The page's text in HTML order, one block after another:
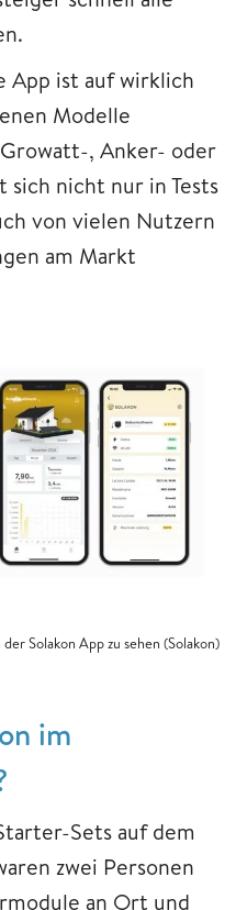
App ist auf wirklich
Modelle
, Anker- oder
sich nicht nur in Tests
von vielen Nutzern
am Markt
Solakon App zu sehen (Solakon)
im
Sets auf dem
zwei Personen
an Ort und